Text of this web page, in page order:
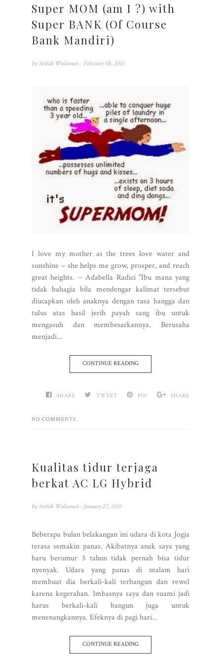
Super MOM (am I ?) with
Super BANK (Of Course
Bank Mandiri)
by Arifah Wulansari - February 08, 2013
I love my mother as the trees love water and
sunshine – she helps me grow, prosper, and reach
great heights. ~ Adabella Radici "Ibu mana yang
tidak bahagia bila mendengar kalimat tersebut
diucapkan oleh anaknya dengan rasa bangga dan
tulus atas hasil jerih payah sang ibu untuk
mengasuh dan membesarkannya. Berusaha
menjadi...
CONTINUE READING
SHARE TWEET PIN SHARE
NO COMMENTS
Kualitas tidur terjaga
berkat AC LG Hybrid
by Arifah Wulansari - January 27, 2013
Beberapa bulan belakangan ini udara di kota Jogja
terasa semakin panas. Akibatnya anak saya yang
baru berumur 3 tahun tidak pernah bisa tidur
nyenyak. Udara yang panas di malam hari
membuat dia berkali-kali terbangun dan rewel
karena kegerahan. Imbasnya saya dan suami jadi
harus berkali-kali bangun juga untuk
menenangkannya. Efeknya di pagi hari...
CONTINUE READING